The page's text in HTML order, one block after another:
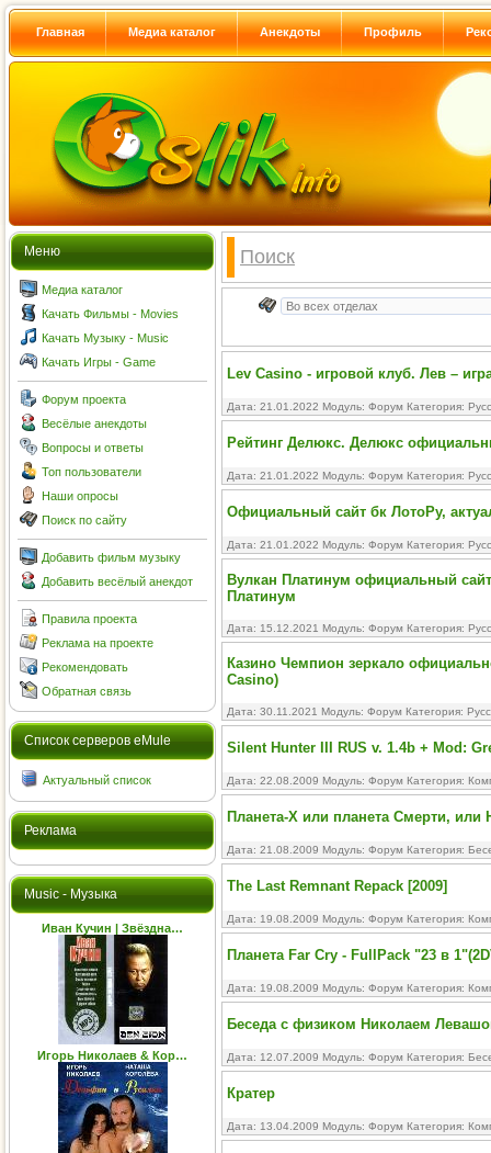
Главная Медиа каталог Анекдоты Профиль
Меню
Медиа каталог
Качать Фильмы - Movies
Качать Музыку - Music
Качать Игры - Game
Форум проекта
Весёлые анекдоты
Вопросы и ответы
Топ пользователи
Наши опросы
Поиск по сайту
Добавить фильм музыку
Добавить весёлый анекдот
Правила проекта
Реклама на проекте
Рекомендовать
Обратная связь
Cписок серверов eMule
Актуальный список
Реклама
Music - Музыка
Иван Кучин | Звёздна…
Игорь Николаев & Кор…
Поиск
Lev Casino - игровой клуб. Лев –
Дата: 21.01.2022 Модуль: Форум Категория:
Рейтинг Делюкс. Делюкс
Дата: 21.01.2022 Модуль: Форум Категория:
Официальный сайт бк ЛотоРу,
Дата: 21.01.2022 Модуль: Форум Категория:
Вулкан Платинум официальный
Платинум
Дата: 15.12.2021 Модуль: Форум Категория:
Казино Чемпион зеркало
Casino)
Дата: 30.11.2021 Модуль: Форум Категория:
Silent Hunter III RUS v. 1.4b + Mod:
Дата: 22.08.2009 Модуль: Форум Категория:
Планета-Х или планета Смерти, или
Дата: 21.08.2009 Модуль: Форум Категория:
The Last Remnant Repack [2009]
Дата: 19.08.2009 Модуль: Форум Категория:
Планета Far Cry - FullPack "23 в
Дата: 19.08.2009 Модуль: Форум Категория:
Беседа с физиком Николаем
Дата: 12.07.2009 Модуль: Форум Категория:
Кратер
Дата: 13.04.2009 Модуль: Форум Категория: